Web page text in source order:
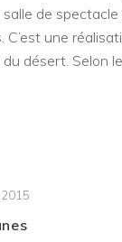
salle de
C’est une
désert. Selon